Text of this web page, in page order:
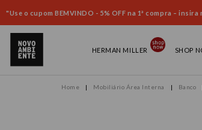
"Use o cupom BEMVINDO - 5% OFF na 1ª compra –
HERMAN MILLER SHOP
Mobiliário Área Interna Banco